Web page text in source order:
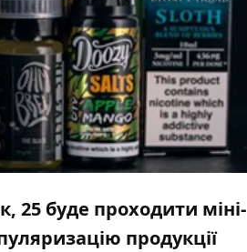
25 буде проходити міні-
продукції